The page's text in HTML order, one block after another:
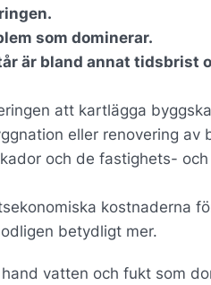
som dominerar.
är bland annat tidsbrist
att kartlägga
eller renovering
och de fastighets-
kostnaderna
betydligt mer.
vatten och fukt som